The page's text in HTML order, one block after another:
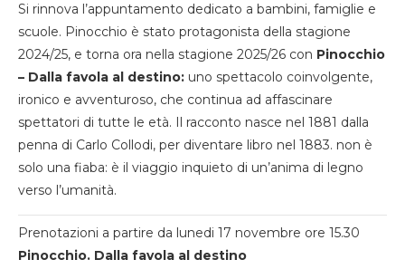
Si rinnova l’appuntamento dedicato a bambini, famiglie e
scuole. Pinocchio è stato protagonista della stagione
2024/25, e torna ora nella stagione 2025/26 con Pinocchio
– Dalla favola al destino: uno spettacolo coinvolgente,
ironico e avventuroso, che continua ad affascinare
spettatori di tutte le età. Il racconto nasce nel 1881 dalla
penna di Carlo Collodi, per diventare libro nel 1883. non è
solo una fiaba: è il viaggio inquieto di un’anima di legno
verso l’umanità.
Prenotazioni a partire da lunedi 17 novembre ore 15.30
Pinocchio. Dalla favola al destino